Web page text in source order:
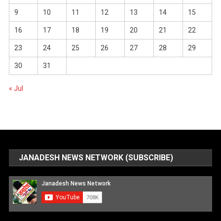
9 10 11 12 13 14 15
16 17 18 19 20 21 22
23 24 25 26 27 28 29
30 31
« Jul
JANADESH NEWS NETWORK (SUBSCRIBE)